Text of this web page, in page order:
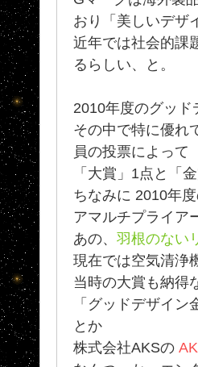
おり「美しいデザ
近年では社会的課
るらしい、と。
2010年度のグッ
その中で特に優れ
員の投票によって
「大賞」1点と「
ちなみに 2010年
アマルチプライア
あの、 羽根のない
現在では空気清浄
当時の大賞も納得
「グッドデザイ
とか
株式会社AKSの